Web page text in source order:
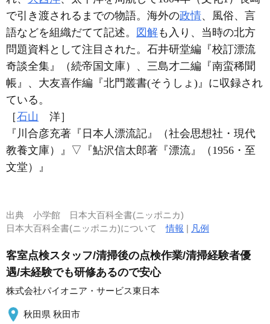
で引き渡されるまでの物語。海外の政情、風俗、言
語などを組織だてて記述。
図解も入り、当時の北方
問題資料として注目された。石井研堂編『校訂漂流
奇談全集』（続帝国文庫）、三島才二編『南蛮稀聞
帳』、大友喜作編『北門叢書(そうしょ)』に収録され
ている。
［石山 洋］
『川合彦充著『日本人漂流記』（社会思想社・現代
教養文庫）』 ▽ 『鮎沢信太郎著『漂流』（1956・至
文堂）』
出典 小学館 日本大百科全書(ニッポニカ)
日本大百科全書(ニッポニカ)について情報 | 凡例
客室点検スタッフ/清掃後の点検作業/清掃経験者優
遇/未経験でも研修あるので安心
株式会社パイオニア・サービス東日本
秋田県 秋田市